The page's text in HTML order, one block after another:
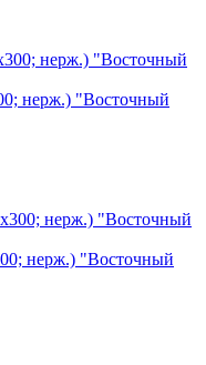
нерж.) "Восточный
нерж.) "Восточный